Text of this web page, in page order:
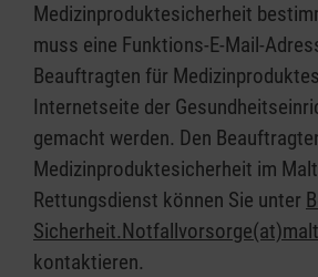
Medizinproduktesicherheit
muss eine Funktions-E-Mail-
Beauftragten für
Internetseite der
gemacht werden. Den
Medizinproduktesicherheit im
Rettungsdienst können Sie unter
kontaktieren.